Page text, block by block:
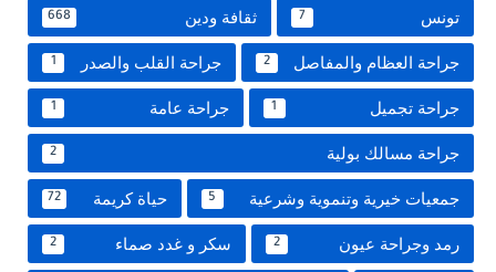
تونس 7 ثقافة ودين 668
جراحة العظام والمفاصل 2 جراحة القلب والصدر 1
جراحة تجميل 1 جراحة عامة 1
جراحة مسالك بولية 2
جمعيات خيرية وتنموية وشرعية 5 حياة كريمة 72
رمد وجراحة عيون 2 سكر و غدد صماء 2